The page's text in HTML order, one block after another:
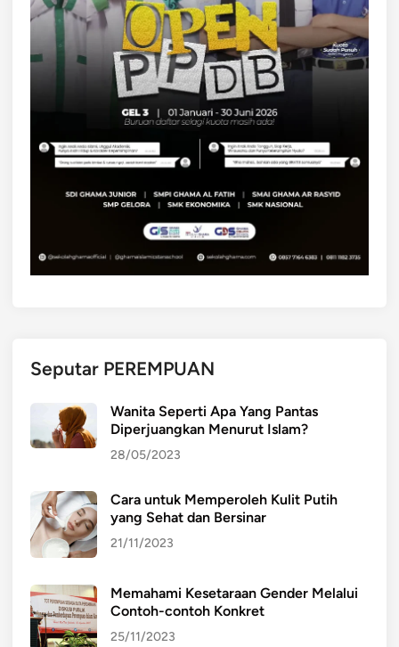
Seputar PEREMPUAN
Wanita Seperti Apa Yang Pantas
Diperjuangkan Menurut Islam?
28/05/2023
Cara untuk Memperoleh Kulit Putih
yang Sehat dan Bersinar
21/11/2023
Memahami Kesetaraan Gender Melalui
Contoh-contoh Konkret
25/11/2023